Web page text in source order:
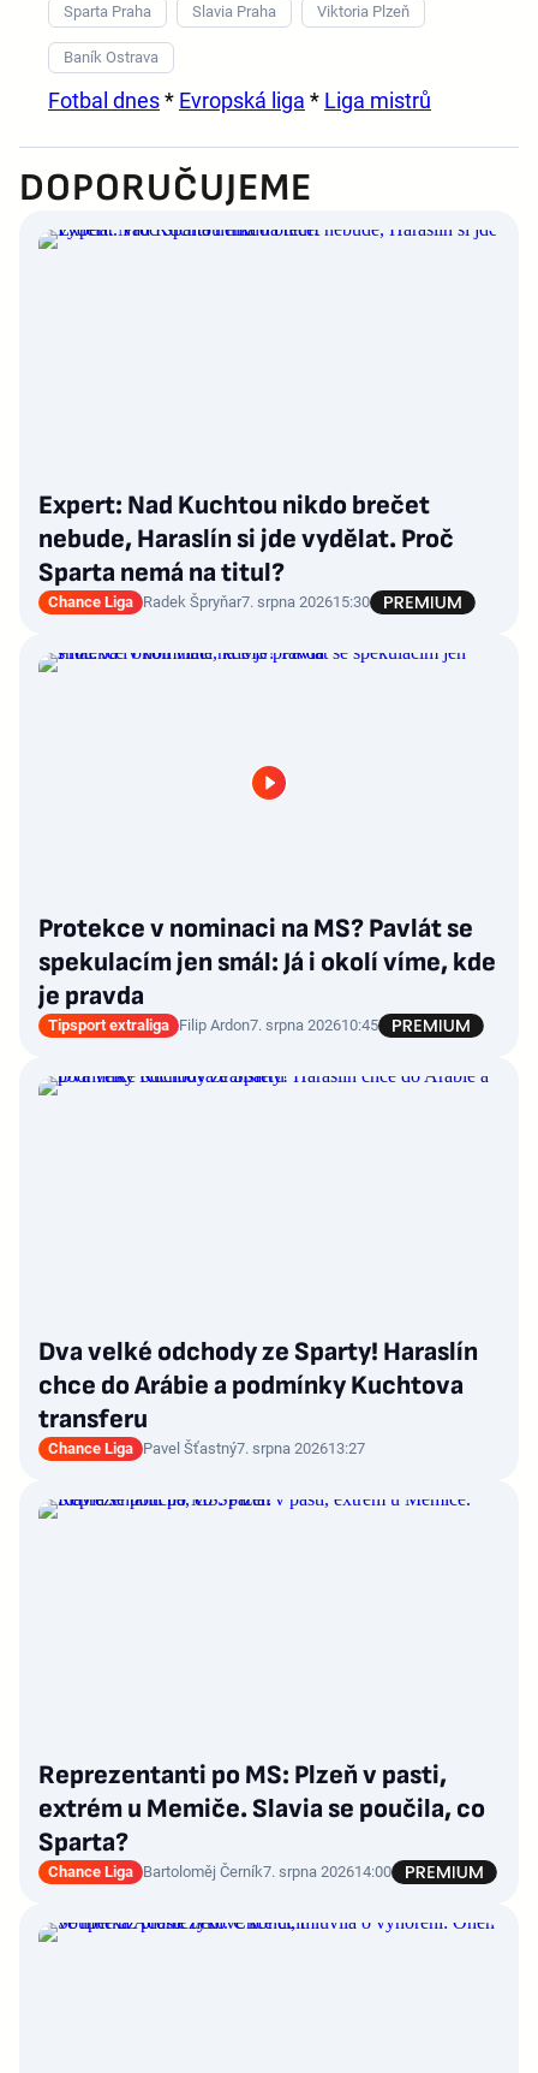
Sparta Praha Slavia Praha Viktoria Plzeň
Baník Ostrava
Fotbal dnes* Evropská liga * Liga mistrů
DOPORUČUJEME
Expert: Nad Kuchtou nikdo brečet
nebude, Haraslín si jde vydělat. Proč
Sparta nemá na titul?
Chance Liga Radek Špryňar7. srpna 202615:30
Protekce v nominaci na MS? Pavlát se
spekulacím jen smál: Já i okolí víme, kde
je pravda
Tipsport extraliga Filip Ardon7. srpna 202610:45
Dva velké odchody ze Sparty! Haraslín
chce do Arábie a podmínky Kuchtova
transferu
Chance Liga Pavel Šťastný7. srpna 202613:27
Reprezentanti po MS: Plzeň v pasti,
extrém u Memiče. Slavia se poučila, co
Sparta?
Chance Liga Bartoloměj Černík7. srpna 202614:00